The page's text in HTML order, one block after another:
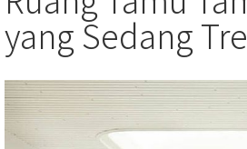
yang Sedang